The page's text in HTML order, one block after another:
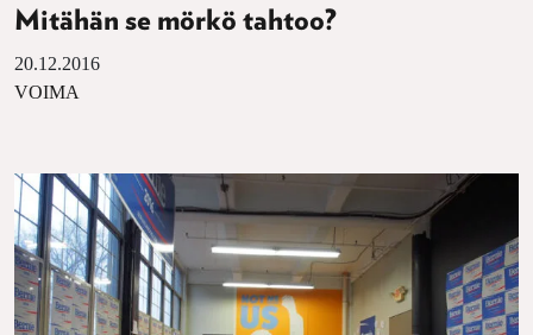
Mitähän se mörkö tahtoo?
20.12.2016
VOIMA